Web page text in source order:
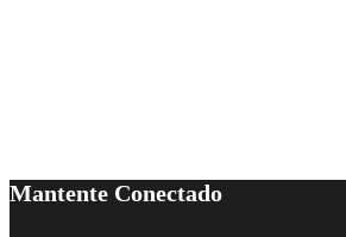
Mantente Conectado